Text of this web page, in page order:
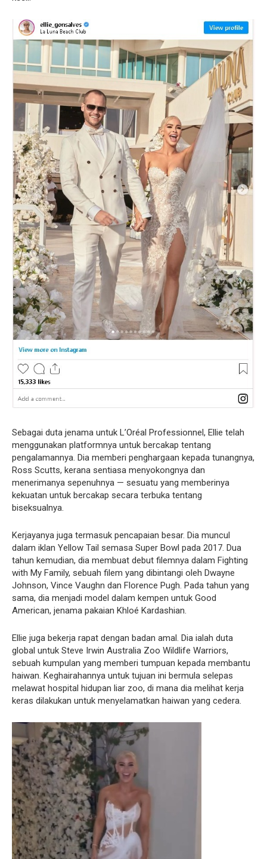
Sebagai duta jenama untuk L’Oréal Professionnel, Ellie telah
menggunakan platformnya untuk bercakap tentang
pengalamannya. Dia memberi penghargaan kepada tunangnya,
Ross Scutts, kerana sentiasa menyokongnya dan
menerimanya sepenuhnya — sesuatu yang memberinya
kekuatan untuk bercakap secara terbuka tentang
biseksualnya.
Kerjayanya juga termasuk pencapaian besar. Dia muncul
dalam iklan Yellow Tail semasa Super Bowl pada 2017. Dua
tahun kemudian, dia membuat debut filemnya dalam Fighting
with My Family, sebuah filem yang dibintangi oleh Dwayne
Johnson, Vince Vaughn dan Florence Pugh. Pada tahun yang
sama, dia menjadi model dalam kempen untuk Good
American, jenama pakaian Khloé Kardashian.
Ellie juga bekerja rapat dengan badan amal. Dia ialah duta
global untuk Steve Irwin Australia Zoo Wildlife Warriors,
sebuah kumpulan yang memberi tumpuan kepada membantu
haiwan. Keghairahannya untuk tujuan ini bermula selepas
melawat hospital hidupan liar zoo, di mana dia melihat kerja
keras dilakukan untuk menyelamatkan haiwan yang cedera.